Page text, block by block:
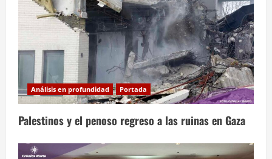
Análisis en profundidad Portada
Palestinos y el penoso regreso a las ruinas en Gaza